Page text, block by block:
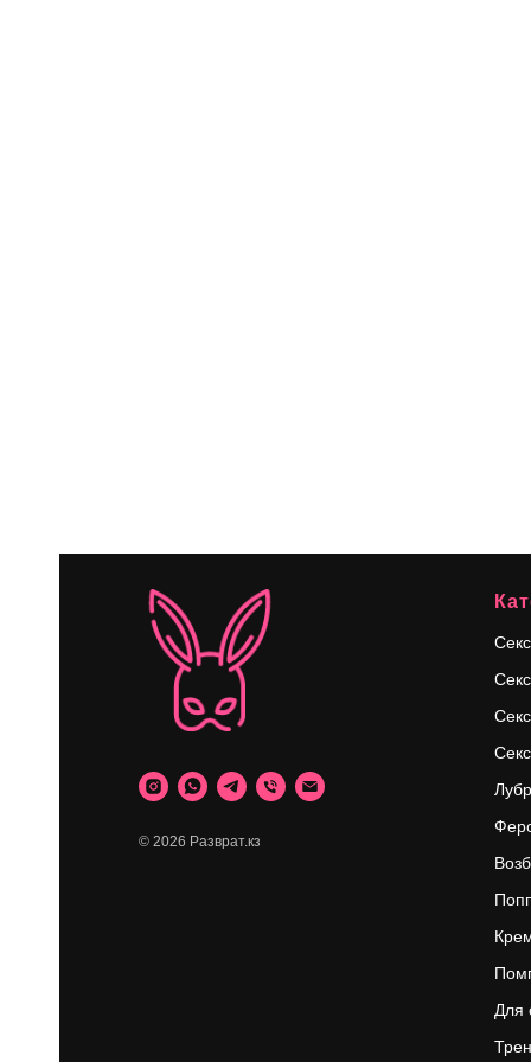
© 2026 Разврат.кз
Для